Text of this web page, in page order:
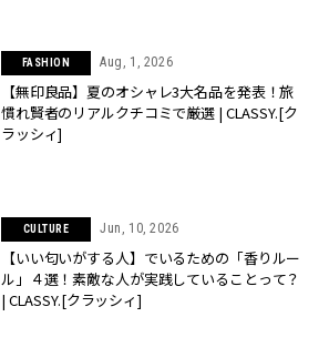
FASHION Aug, 1, 2026
【無印良品】夏のオシャレ3大名品を発表！旅
慣れ賢者のリアルクチコミで厳選 | CLASSY.[ク
ラッシィ]
CULTURE Jun, 10, 2026
【いい匂いがする人】でいるための「香りルー
ル」４選！素敵な人が実践していることって？
| CLASSY.[クラッシィ]